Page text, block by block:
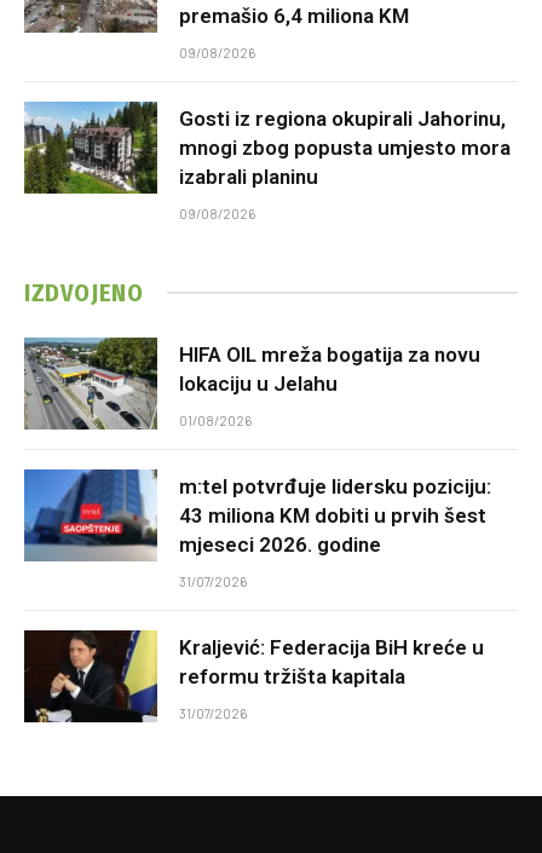
premašio 6,4 miliona KM
09/08/2026
Gosti iz regiona okupirali Jahorinu,
mnogi zbog popusta umjesto mora
izabrali planinu
09/08/2026
IZDVOJENO
HIFA OIL mreža bogatija za novu
lokaciju u Jelahu
01/08/2026
m:tel potvrđuje lidersku poziciju:
43 miliona KM dobiti u prvih šest
mjeseci 2026. godine
31/07/2026
Kraljević: Federacija BiH kreće u
reformu tržišta kapitala
31/07/2026